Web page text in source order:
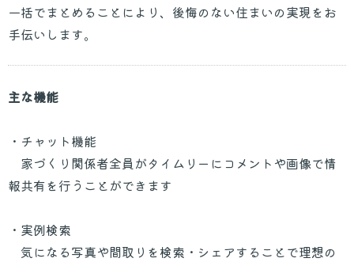
一括でまとめることにより、後悔のない住まいの実現をお
手伝いします。
主な機能
・チャット機能
家づくり関係者全員がタイムリーにコメントや画像で情
報共有を行うことができます
・実例検索
気になる写真や間取りを検索・シェアすることで理想の